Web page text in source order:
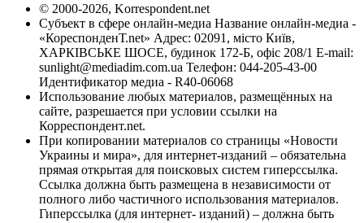
© 2000-2026, Korrespondent.net
Субъект в сфере онлайн-медиа Название онлайн-медиа -
«КореспонденТ.net» Адрес: 02091, місто Київ,
ХАРКІВСЬКЕ ШОСЕ, будинок 172-Б, офіс 208/1 E-mail:
sunlight@mediadim.com.ua Телефон: 044-205-43-00
Идентификатор медиа - R40-06068
Использование любых материалов, размещённых на
сайте, разрешается при условии ссылки на
Корреспондент.net.
При копировании материалов со страницы «Новости
Украины и мира», для интернет-изданий – обязательна
прямая открытая для поисковых систем гиперссылка.
Ссылка должна быть размещена в независимости от
полного либо частичного использования материалов.
Гиперссылка (для интернет- изданий) – должна быть